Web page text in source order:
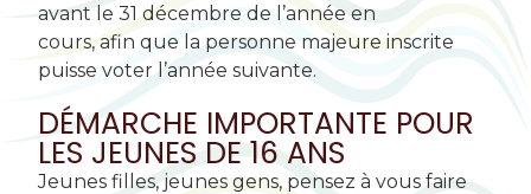
avant le 31 décembre de l’année en
cours, afin que la personne majeure inscrite
puisse voter l’année suivante.
DÉMARCHE IMPORTANTE POUR
LES JEUNES DE 16 ANS
Jeunes filles, jeunes gens, pensez à vous faire